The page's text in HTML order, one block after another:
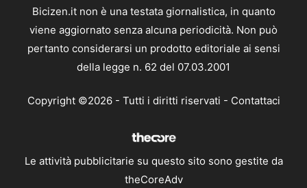
Bicizen.it non è una testata giornalistica, in quanto
viene aggiornato senza alcuna periodicità. Non può
pertanto considerarsi un prodotto editoriale ai sensi
della legge n. 62 del 07.03.2001
Copyright ©2026 - Tutti i diritti riservati - Contattaci
Le attività pubblicitarie su questo sito sono gestite da
theCoreAdv